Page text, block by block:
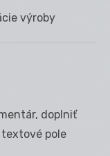
výroby
doplniť
pole